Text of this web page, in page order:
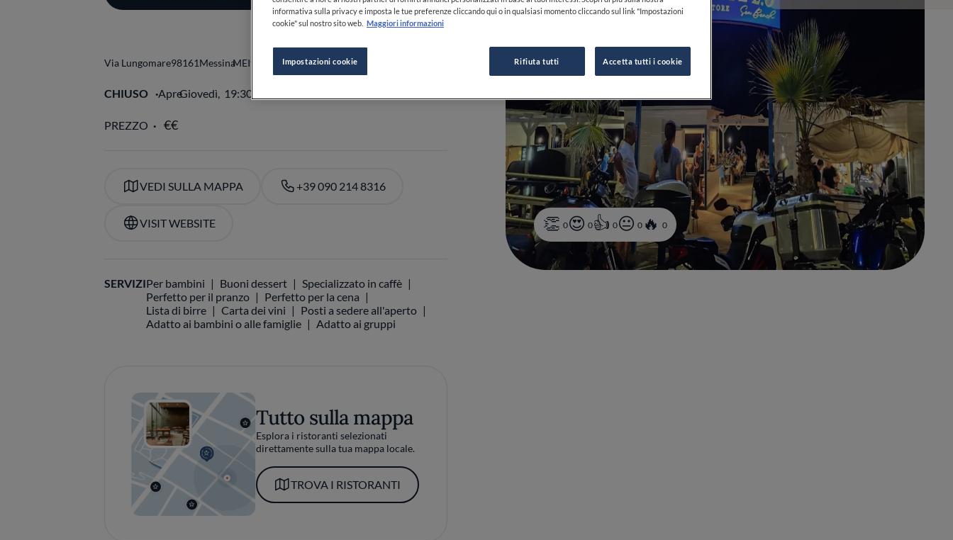
0 0 0 0 0
Via Lungomare98161MessinaMEItalia
CHIUSO ApreGiovedì, 19:30-24:00
PREZZO
VEDI SULLA MAPPA +39 090 214 8316
VISIT WEBSITE
SERVIZIPer bambini Buoni dessert
Specializzato in caffè
Perfetto per il pranzo
Perfetto per la cena
Lista di birre
Carta dei vini
Posti a sedere all'aperto
Adatto ai bambini o alle famiglie
Adatto ai gruppi
Tutto sulla mappa
Esplora i ristoranti selezionati
direttamente sulla tua mappa locale.
TROVA I RISTORANTI
informativa sulla privacy e imposta le tue preferenze cliccando qui o in qualsiasi momento cliccando sul link "Impostazioni
cookie" sul nostro sito web. Maggiori informazioni
Impostazioni cookie Rifiuta tutti Accetta tutti i cookie